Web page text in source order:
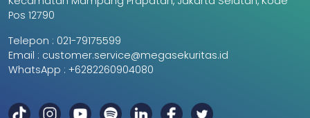
Pos 12790
Telepon : 021-79175599
Email : customer.service@megasekuritas.id
WhatsApp : +6282260904080